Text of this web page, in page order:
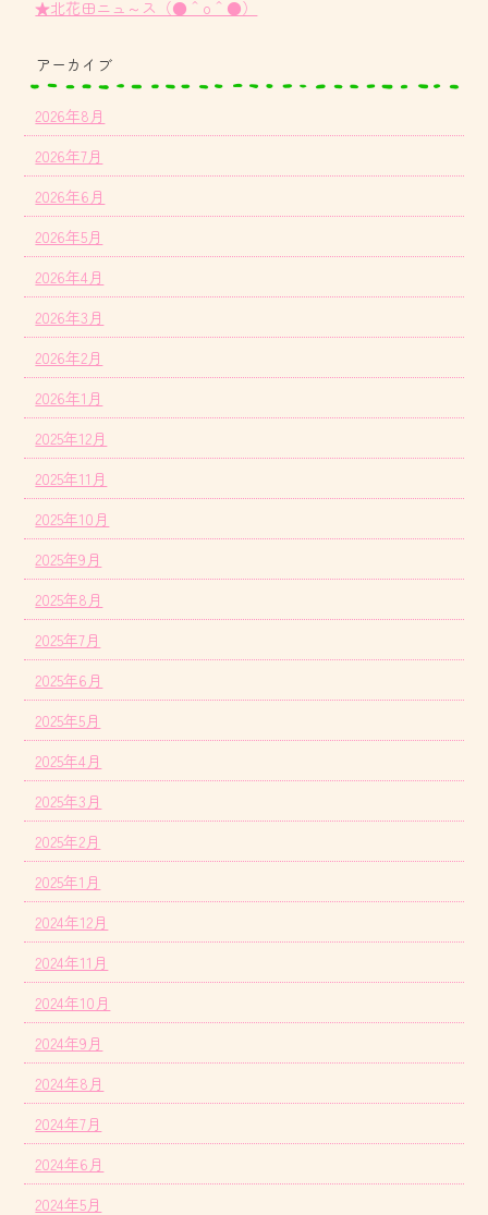
★北花田ニュ～ス（●＾o＾●）
アーカイブ
2026年8月
2026年7月
2026年6月
2026年5月
2026年4月
2026年3月
2026年2月
2026年1月
2025年12月
2025年11月
2025年10月
2025年9月
2025年8月
2025年7月
2025年6月
2025年5月
2025年4月
2025年3月
2025年2月
2025年1月
2024年12月
2024年11月
2024年10月
2024年9月
2024年8月
2024年7月
2024年6月
2024年5月